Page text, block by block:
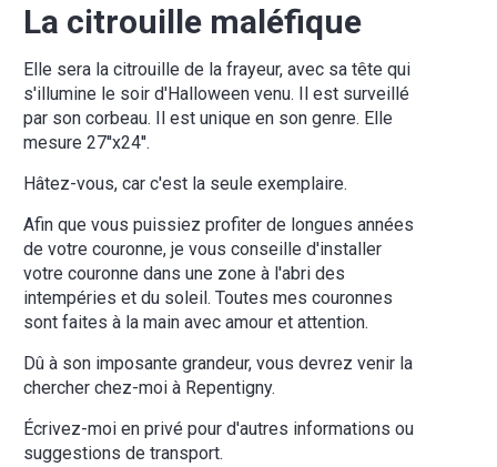
La citrouille maléfique
Elle sera la citrouille de la frayeur, avec sa tête qui
s'illumine le soir d'Halloween venu. Il est surveillé
par son corbeau. Il est unique en son genre. Elle
mesure 27''x24''.
Hâtez-vous, car c'est la seule exemplaire.
Afin que vous puissiez profiter de longues années
de votre couronne, je vous conseille d'installer
votre couronne dans une zone à l'abri des
intempéries et du soleil. Toutes mes couronnes
sont faites à la main avec amour et attention.
Dû à son imposante grandeur, vous devrez venir la
chercher chez-moi à Repentigny.
Écrivez-moi en privé pour d'autres informations ou
suggestions de transport.